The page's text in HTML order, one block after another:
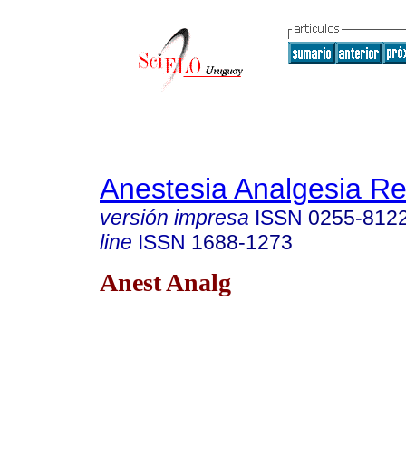
Anestesia Analgesia
versión impresa ISSN 0255-
line ISSN 1688-1273
Anest Analg